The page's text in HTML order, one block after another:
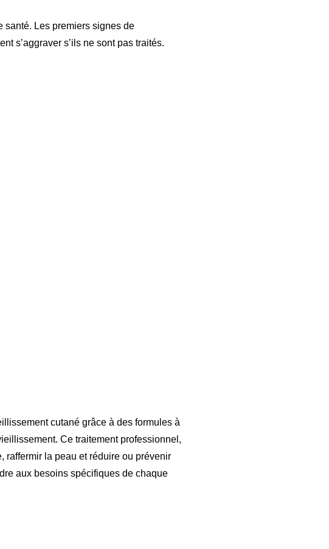
santé. Les premiers signes de
s’aggraver s’ils ne sont pas traités.
cutané grâce à des formules à
Ce traitement professionnel,
la peau et réduire ou prévenir
aux besoins spécifiques de chaque